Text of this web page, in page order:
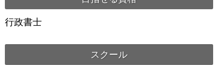
行政書士
スクール